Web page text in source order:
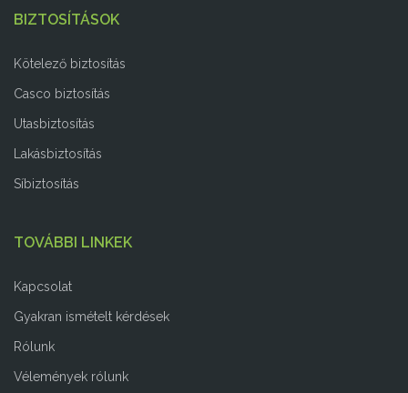
BIZTOSÍTÁSOK
Kötelező biztosítás
Casco biztosítás
Utasbiztosítás
Lakásbiztosítás
Síbiztosítás
TOVÁBBI LINKEK
Kapcsolat
Gyakran ismételt kérdések
Rólunk
Vélemények rólunk